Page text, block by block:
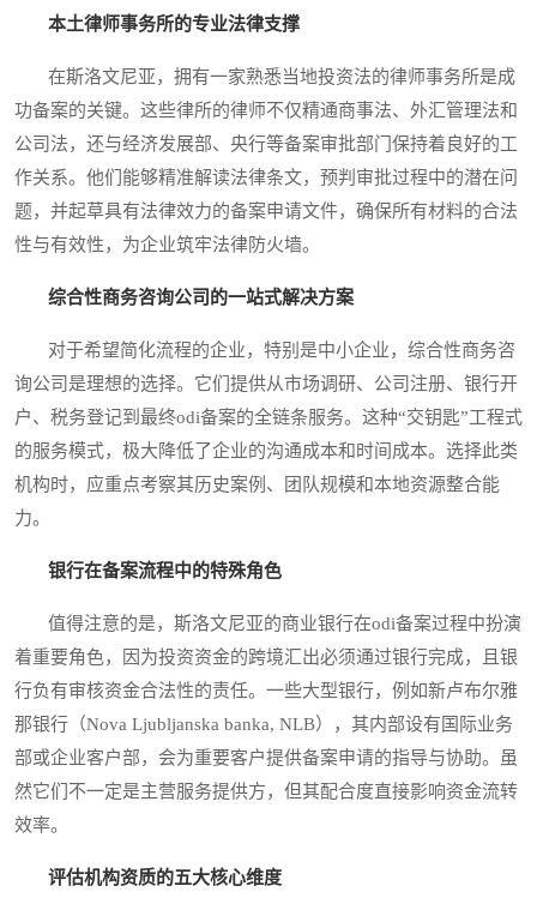
本土律师事务所的专业法律支撑
在斯洛文尼亚，拥有一家熟悉当地投资法的律师事务所是成
功备案的关键。这些律所的律师不仅精通商事法、外汇管理法和
公司法，还与经济发展部、央行等备案审批部门保持着良好的工
作关系。他们能够精准解读法律条文，预判审批过程中的潜在问
题，并起草具有法律效力的备案申请文件，确保所有材料的合法
性与有效性，为企业筑牢法律防火墙。
综合性商务咨询公司的一站式解决方案
对于希望简化流程的企业，特别是中小企业，综合性商务咨
询公司是理想的选择。它们提供从市场调研、公司注册、银行开
户、税务登记到最终odi备案的全链条服务。这种“交钥匙”工程式
的服务模式，极大降低了企业的沟通成本和时间成本。选择此类
机构时，应重点考察其历史案例、团队规模和本地资源整合能
力。
银行在备案流程中的特殊角色
值得注意的是，斯洛文尼亚的商业银行在odi备案过程中扮演
着重要角色，因为投资资金的跨境汇出必须通过银行完成，且银
行负有审核资金合法性的责任。一些大型银行，例如新卢布尔雅
那银行（Nova Ljubljanska banka, NLB），其内部设有国际业务
部或企业客户部，会为重要客户提供备案申请的指导与协助。虽
然它们不一定是主营服务提供方，但其配合度直接影响资金流转
效率。
评估机构资质的五大核心维度